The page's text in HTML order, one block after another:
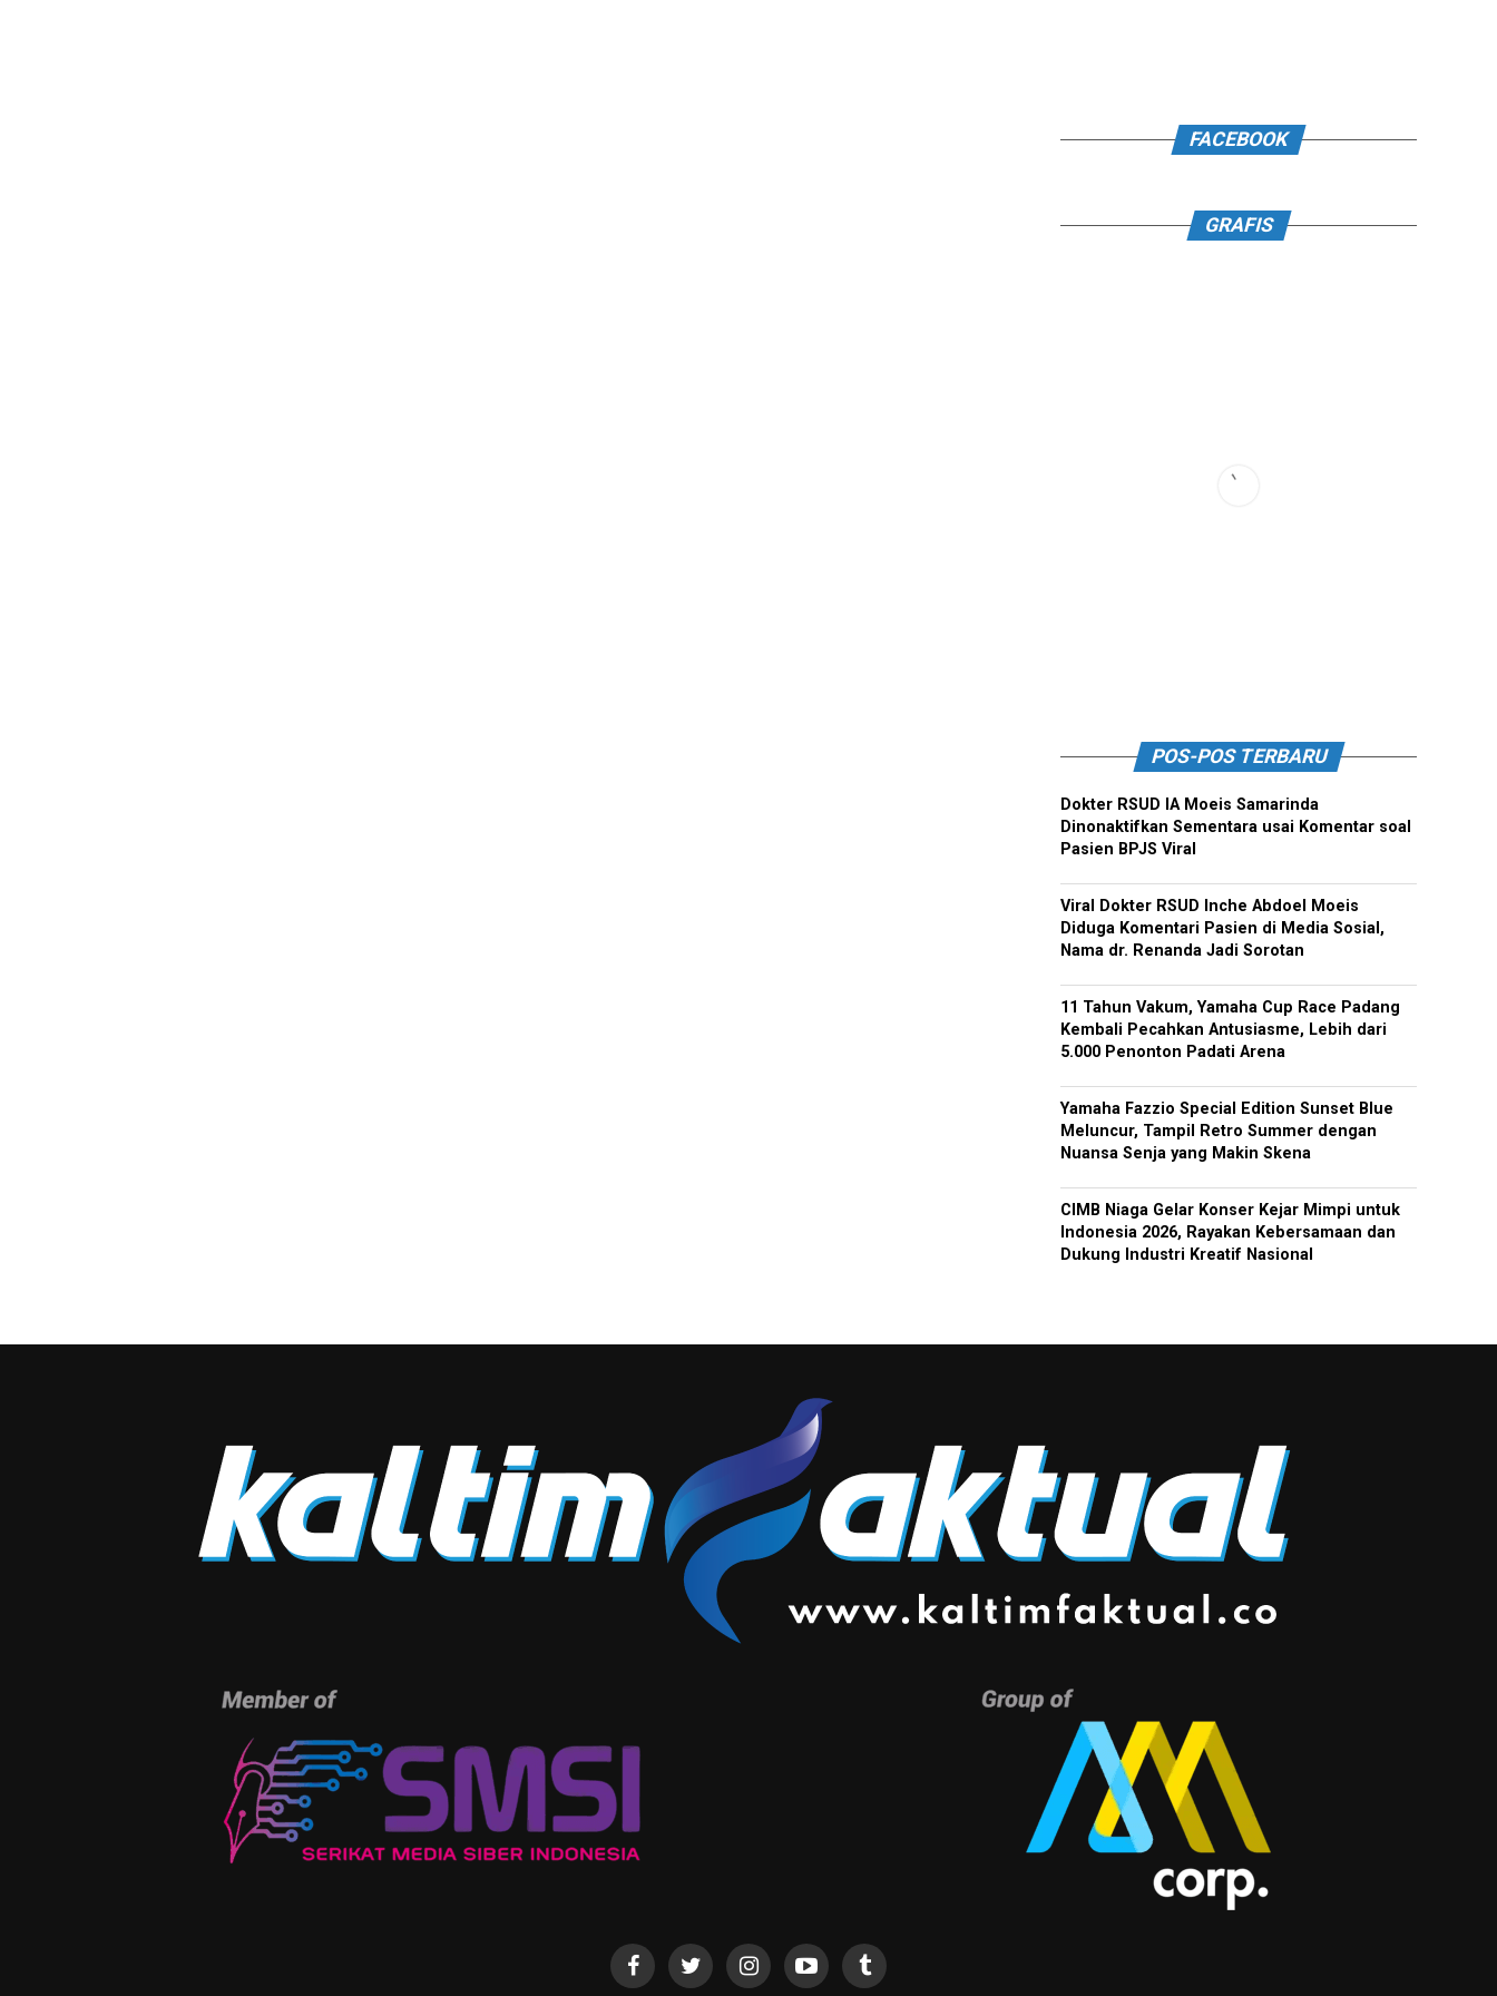
FACEBOOK
GRAFIS
POS-POS TERBARU
Dokter RSUD IA Moeis Samarinda
Dinonaktifkan Sementara usai Komentar soal
Pasien BPJS Viral
Viral Dokter RSUD Inche Abdoel Moeis
Diduga Komentari Pasien di Media Sosial,
Nama dr. Renanda Jadi Sorotan
11 Tahun Vakum, Yamaha Cup Race Padang
Kembali Pecahkan Antusiasme, Lebih dari
5.000 Penonton Padati Arena
Yamaha Fazzio Special Edition Sunset Blue
Meluncur, Tampil Retro Summer dengan
Nuansa Senja yang Makin Skena
CIMB Niaga Gelar Konser Kejar Mimpi untuk
Indonesia 2026, Rayakan Kebersamaan dan
Dukung Industri Kreatif Nasional